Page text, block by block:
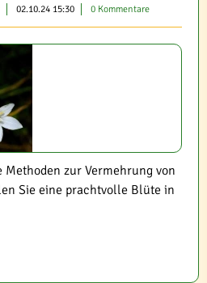
02.10.24 15:30 0 Kommentare
Methoden zur Vermehrung von
Sie eine prachtvolle Blüte in